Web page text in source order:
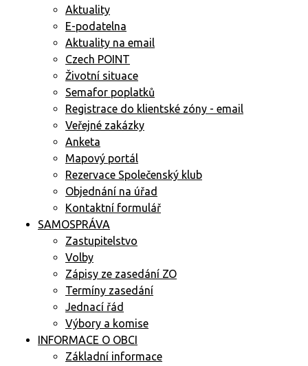
Aktuality
E-podatelna
Aktuality na email
Czech POINT
Životní situace
Semafor poplatků
Registrace do klientské zóny - email
Veřejné zakázky
Anketa
Mapový portál
Rezervace Společenský klub
Objednání na úřad
Kontaktní formulář
SAMOSPRÁVA
Zastupitelstvo
Volby
Zápisy ze zasedání ZO
Termíny zasedání
Jednací řád
Výbory a komise
INFORMACE O OBCI
Základní informace